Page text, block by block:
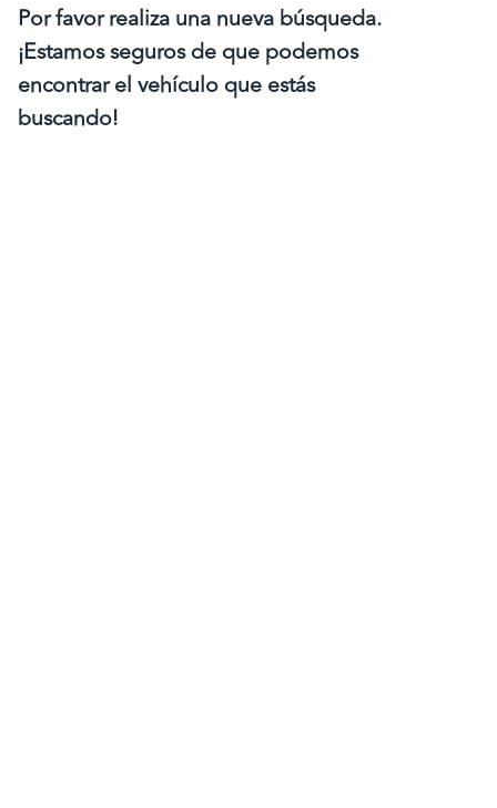
Por favor realiza una nueva búsqueda.
¡Estamos seguros de que podemos
encontrar el vehículo que estás
buscando!